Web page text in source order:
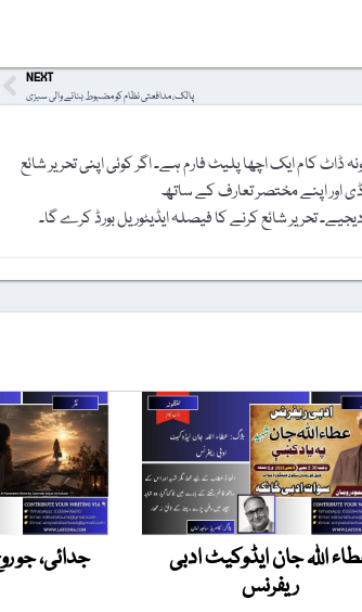
NEXT
پالک، مدافعتی نظام کو مضبوط بنانے والی سبزی
کام ایک اچھا پلیٹ فارم ہے۔ اگر کوئی اپنی تحریر شائع
ڈی اور اپنے مختصر تعارف کے ساتھ
اللہ جان ایڈوکیٹ ادبی
ریفرنس
جدائی، جو